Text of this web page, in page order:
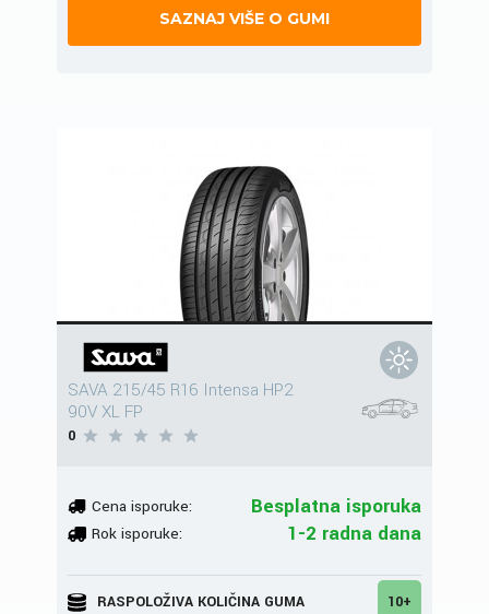
SAZNAJ VIŠE O GUMI
SAVA 215/45 R16 Intensa HP2
90V XL FP
0
Cena isporuke: Besplatna isporuka
Rok isporuke: 1-2 radna dana
RASPOLOŽIVA KOLIČINA GUMA 10+